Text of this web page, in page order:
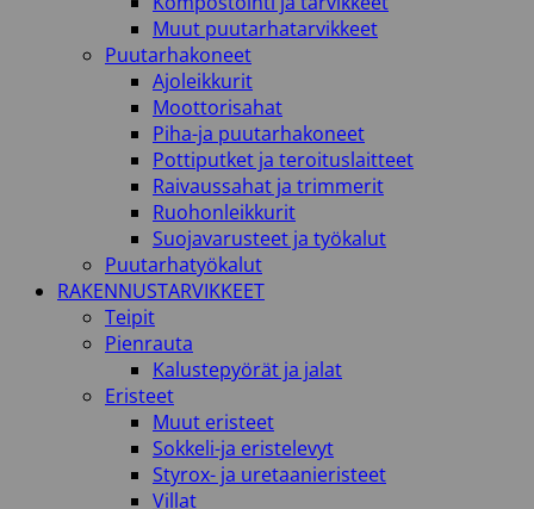
Muut puutarhatarvikkeet
Puutarhakoneet
Ajoleikkurit
Moottorisahat
Piha-ja puutarhakoneet
Pottiputket ja teroituslaitteet
Raivaussahat ja trimmerit
Ruohonleikkurit
Suojavarusteet ja työkalut
Puutarhatyökalut
RAKENNUSTARVIKKEET
Teipit
Pienrauta
Kalustepyörät ja jalat
Eristeet
Muut eristeet
Sokkeli-ja eristelevyt
Styrox- ja uretaanieristeet
Villat